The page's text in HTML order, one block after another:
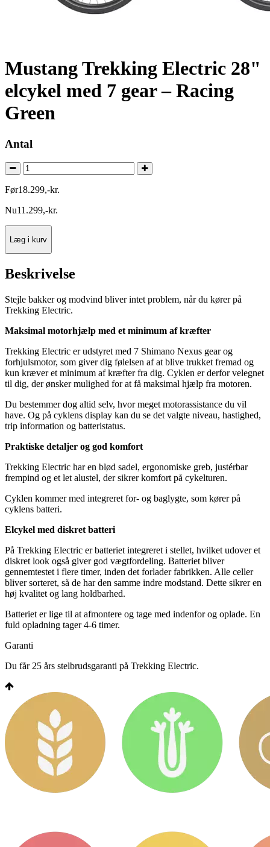
Mustang Trekking Electric 28"
elcykel med 7 gear – Racing
Green
Antal
Før18.299,-kr.
Nu11.299,-kr.
Læg i kurv
Beskrivelse
Stejle bakker og modvind bliver intet problem, når du kører på
Trekking Electric.
Maksimal motorhjælp med et minimum af kræfter
Trekking Electric er udstyret med 7 Shimano Nexus gear og
forhjulsmotor, som giver dig følelsen af at blive trukket fremad og
kun kræver et minimum af kræfter fra dig. Cyklen er derfor velegnet
til dig, der ønsker mulighed for at få maksimal hjælp fra motoren.
Du bestemmer dog altid selv, hvor meget motorassistance du vil
have. Og på cyklens display kan du se det valgte niveau, hastighed,
trip information og batteristatus.
Praktiske detaljer og god komfort
Trekking Electric har en blød sadel, ergonomiske greb, justérbar
frempind og et let alustel, der sikrer komfort på cykelturen.
Cyklen kommer med integreret for- og baglygte, som kører på
cyklens batteri.
Elcykel med diskret batteri
På Trekking Electric er batteriet integreret i stellet, hvilket udover et
diskret look også giver god vægtfordeling. Batteriet bliver
gennemtestet i flere timer, inden det forlader fabrikken. Alle celler
bliver sorteret, så de har den samme indre modstand. Dette sikrer en
høj kvalitet og lang holdbarhed.
Batteriet er lige til at afmontere og tage med indenfor og oplade. En
fuld opladning tager 4-6 timer.
Garanti
Du får 25 års stelbrudsgaranti på Trekking Electric.